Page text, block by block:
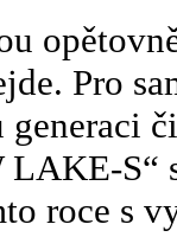
Pro
generaci
S“
roce s